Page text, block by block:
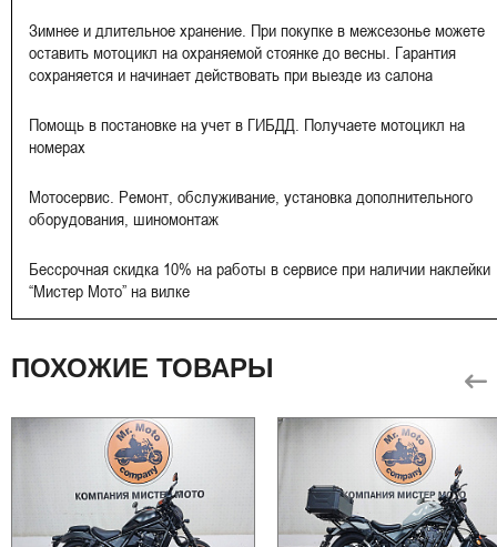
Зимнее и длительное хранение. При покупке в межсезонье можете
оставить мотоцикл на охраняемой стоянке до весны. Гарантия
сохраняется и начинает действовать при выезде из салона
Помощь в постановке на учет в ГИБДД. Получаете мотоцикл на
номерах
Мотосервис. Ремонт, обслуживание, установка дополнительного
оборудования, шиномонтаж
Бессрочная скидка 10% на работы в сервисе при наличии наклейки
“Мистер Мото” на вилке
ПОХОЖИЕ ТОВАРЫ